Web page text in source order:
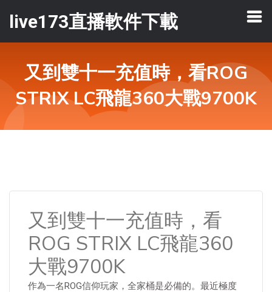
live173直播軟件下載
又到雙十一充值時，看ROG
STRIX LC飛龍360大戰9700K
又到雙十一充值時，看
ROG STRIX LC飛龍360
大戰9700K
作為一名ROG信仰玩家，全家桶是必備的。最近極度